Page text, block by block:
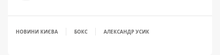
НОВИНИ КИЄВА БОКС АЛЕКСАНДР УСИК